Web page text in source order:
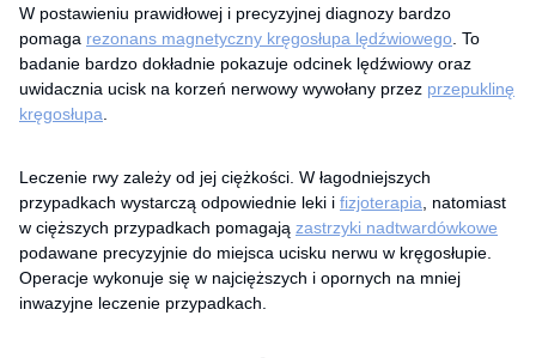
W postawieniu prawidłowej i precyzyjnej diagnozy bardzo
pomaga rezonans magnetyczny kręgosłupa lędźwiowego . To
badanie bardzo dokładnie pokazuje odcinek lędźwiowy oraz
uwidacznia ucisk na korzeń nerwowy wywołany przez przepuklinę
kręgosłupa
Leczenie rwy zależy od jej ciężkości. W łagodniejszych
przypadkach wystarczą odpowiednie leki i fizjoterapia , natomiast
w cięższych przypadkach pomagają zastrzyki nadtwardówkowe
podawane precyzyjnie do miejsca ucisku nerwu w kręgosłupie.
Operacje wykonuje się w najcięższych i opornych na mniej
inwazyjne leczenie przypadkach.